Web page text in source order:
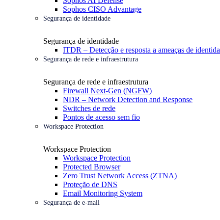
Sophos CISO Advantage
Segurança de identidade
Segurança de identidade
ITDR – Detecção e resposta a ameaças de
Segurança de rede e infraestrutura
Segurança de rede e infraestrutura
Firewall Next-Gen (NGFW)
NDR – Network Detection and Response
Switches de rede
Pontos de acesso sem fio
Workspace Protection
Workspace Protection
Workspace Protection
Protected Browser
Zero Trust Network Access (ZTNA)
Proteção de DNS
Email Monitoring System
Segurança de e-mail